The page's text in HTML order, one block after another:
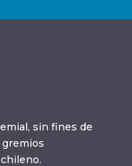
sin fines de